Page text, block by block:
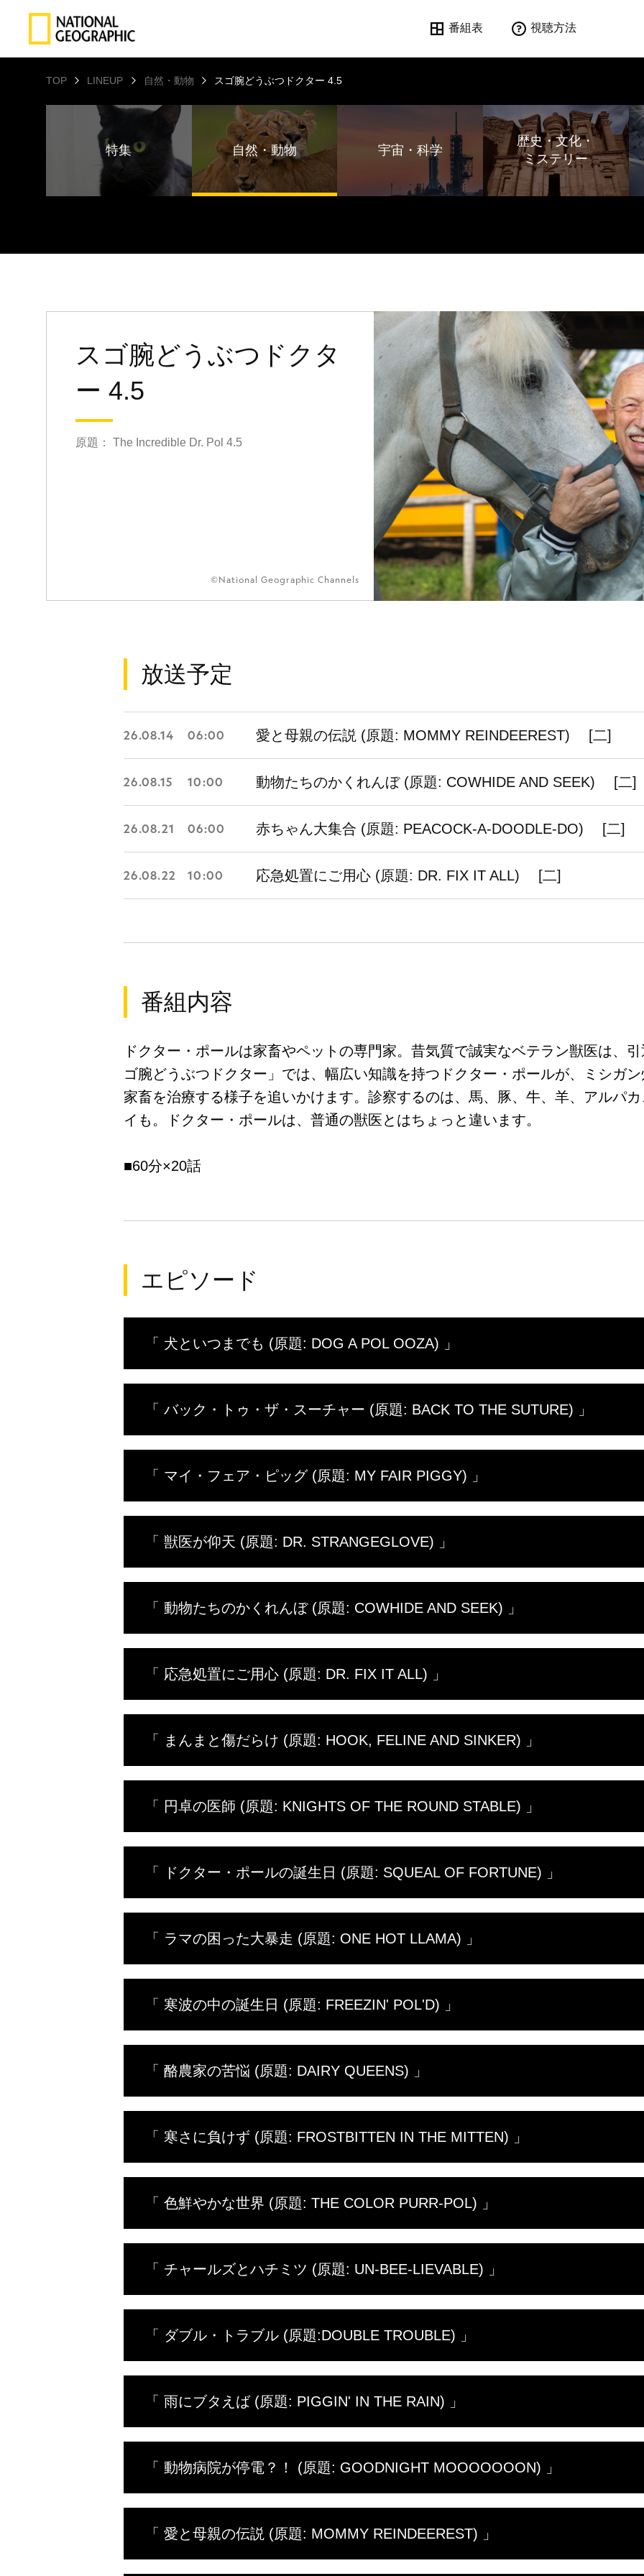
番組表 視聴方法
TOP LINEUP 自然・動物 スゴ腕どうぶつドクター 4.5
特集 自然・動物 宇宙・科学
歴史・文化・
ミステリー
スゴ腕どうぶつドクタ
ー 4.5
原題： The Incredible Dr. Pol 4.5
©National Geographic Channels
放送予定
26.08.14 06:00 愛と母親の伝説 (原題: MOMMY REINDEEREST) [二]
26.08.15 10:00 動物たちのかくれんぼ (原題: COWHIDE AND SEEK) [二]
26.08.21 06:00 赤ちゃん大集合 (原題: PEACOCK-A-DOODLE-DO) [二]
26.08.22 10:00 応急処置にご用心 (原題: DR. FIX IT ALL) [二]
番組内容
ドクター・ポールは家畜やペットの専門家。昔気質で誠実なベテラン獣医は、
ゴ腕どうぶつドクター」では、幅広い知識を持つドクター・ポールが、ミシガ
家畜を治療する様子を追いかけます。診察するのは、馬、豚、牛、羊、アルパ
イも。ドクター・ポールは、普通の獣医とはちょっと違います。
■60分×20話
エピソード
「 犬といつまでも (原題: DOG A POL OOZA) 」
はならない存在だ。引き取り手のない野良犬からひどいにおいの農場犬まで、ドクター
い。
「 バック・トゥ・ザ・スーチャー (原題: BACK TO THE SUTURE) 」
終わり、ドクター・ポールはカー・ショーで注目を集めるべく、出品予定の1981年式デ
せな思い出に浸るのだった。
「 マイ・フェア・ピッグ (原題: MY FAIR PIGGY) 」
万全にするため大忙しだ。ドクター・ポールとチャールズがその日最初に診察した豚は
では、ドクター・エミリーがヘルニアのために賞レースから脱落しそうな牛を診察してい
「 獣医が仰天 (原題: DR. STRANGEGLOVE) 」
ずにがんを除去するという未知の領域に取り組む。ドクター・ブレンダはヘルニアの豚
ーであるドクター・エミリーも、牛の“フリップアンドスティッチ”によるLDA治療を初
療し、奇形の子牛の出産を手がける。
「 動物たちのかくれんぼ (原題: COWHIDE AND SEEK) 」
した女の子は生と死に直面する難しさを知るが、ドクター・ポールのアドバイスによっ
になる。そんな中、チャールズが飼っているグレート・デーンがドアの開け方を覚えて
来ていたカップルが、車のホイール・ウェルに隠れている子猫を見つける。
「 応急処置にご用心 (原題: DR. FIX IT ALL) 」
り、木の枝と粘着テープで添え木をされた動物を診察する。ドクター・ブレンダは子牛
ー・ポールは72歳でもまだまだ十分に活躍できることを証明する。
「 まんまと傷だらけ (原題: HOOK, FELINE AND SINKER) 」
首をひねったと思われるヤギは獣医全員で手当てする。一方チャールズは、ドロゴとい
ドクター・ポールの助けにより、チャールズは獣医として日々成長していく。
「 円卓の医師 (原題: KNIGHTS OF THE ROUND STABLE) 」
した子豚、ルネッサンス・フェスティバルの試合に出場する馬に至るまで、動物病院は大
「 ドクター・ポールの誕生日 (原題: SQUEAL OF FORTUNE) 」
ター・ポールは86頭の牛の妊娠検査を行う。一方ドクター・ブレンダは子犬の脚の骨折
子犬の若い飼い主はドクター・エミリーと協力して、大切な友達である犬の世話をする
ドクター・ポールにサプライズの誕生日ディナーをプレゼントする。
「 ラマの困った大暴走 (原題: ONE HOT LLAMA) 」
ハイランド牛、車にぶつかったレッド・ヒーラーなどの診察に懸命に取り組む。さらに
回る中、車の故障など新たなトラブルに見舞われる。
「 寒波の中の誕生日 (原題: FREEZIN' POL'D) 」
イニーなどが登場。困っている動物がいる限り、ドクター・ポールとそのチームが豪雪に
「 酪農家の苦悩 (原題: DAIRY QUEENS) 」
オーストラリアン・シェパードのリリーが登場。さらに治療しようとするドクター・ポ
る牛にも立ち向かう。
「 寒さに負けず (原題: FROSTBITTEN IN THE MITTEN) 」
な状況であろうと諦めない。ドクター・ポールは晩冬の大寒波の中、ポール家のリフォー
「 色鮮やかな世界 (原題: THE COLOR PURR-POL) 」
知り、父親に“色”をプレゼントしようと決意する。
「 チャールズとハチミツ (原題: UN-BEE-LIEVABLE) 」
れない出来事が起こる。一方、チャールズは自身の最新プロジェクトである養蜂の準備
一家の養蜂プロジェクトが始まる。
「 ダブル・トラブル (原題:DOUBLE TROUBLE) 」
「 雨にブタえば (原題: PIGGIN' IN THE RAIN) 」
な雄牛、咳をしている豚、よろめくトナカイなどの珍しい患者が登場。仕事を終えたド
ガン州ホランドへ旅行する。
「 動物病院が停電？！ (原題: GOODNIGHT MOOOOOOON) 」
照明やコンピューターが使えない状況でも、クリニックの猫や犬には助けが必要だ。ド
も困難に負けることなく仕事を続ける。
「 愛と母親の伝説 (原題: MOMMY REINDEEREST) 」